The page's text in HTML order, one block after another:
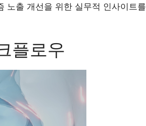
노출 개선을 위한 실무적 인사이트를
플로우